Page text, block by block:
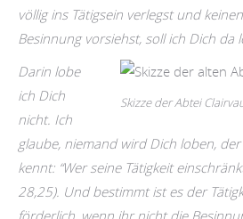
völlig ins Tätigsein verlegst und
Besinnung vorsiehst, soll ich Dich da
Skizze der Abtei
Darin lobe
ich Dich
nicht. Ich
glaube, niemand wird Dich loben,
kennt: “Wer seine Tätigkeit
28,25). Und bestimmt ist es der
förderlich, wenn ihr nicht die